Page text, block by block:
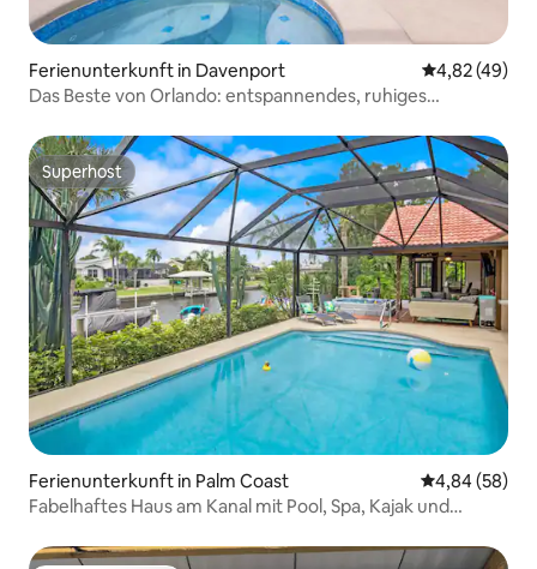
Ferienunterkunft in Davenport
4,82 (49)
Das Beste von Orlando: entspannendes, ruhiges
Superhost
Superhost
Ferienunterkunft in Palm Coast
4,84 (58)
Fabelhaftes Haus am Kanal mit Pool, Spa, Kajak und